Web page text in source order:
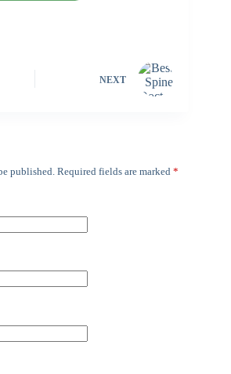
NEXT
published. Required fields are marked *